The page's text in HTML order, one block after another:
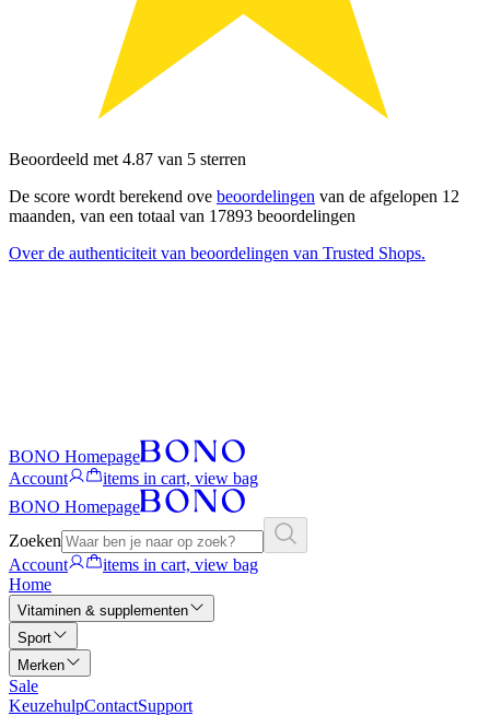
Beoordeeld met 4.87 van 5 sterren
De score wordt berekend ove beoordelingen van de afgelopen 12
maanden, van een totaal van 17893 beoordelingen
Over de authenticiteit van beoordelingen van Trusted Shops.
BONO Homepage
Account
items in cart, view bag
BONO Homepage
Zoeken
Account
items in cart, view bag
Home
Vitaminen & supplementen
Sport
Merken
Sale
KeuzehulpContactSupport